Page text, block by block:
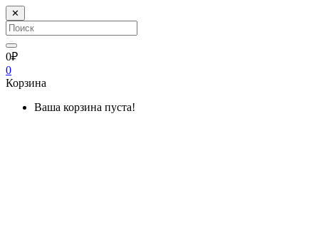
✕
0₽
0
Корзина
Ваша корзина пуста!